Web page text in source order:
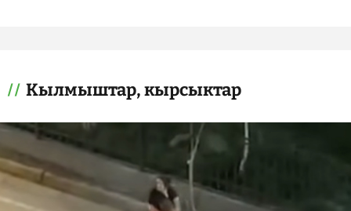
Кылмыштар, кырсыктар